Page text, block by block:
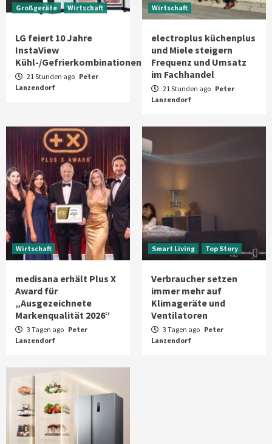
Großgeräte Wirtschaft
LG feiert 10 Jahre
InstaView
Kühl-/Gefrierkombinationen
21 Stunden ago Peter
Lanzendorf
Wirtschaft
electroplus küchenplus
und Miele steigern
Frequenz und Umsatz
im Fachhandel
21 Stunden ago Peter
Lanzendorf
Wirtschaft
medisana erhält Plus X
Award für
„Ausgezeichnete
Markenqualität 2026“
3 Tagen ago Peter
Lanzendorf
Smart Living Top Story
Verbraucher setzen
immer mehr auf
Klimageräte und
Ventilatoren
3 Tagen ago Peter
Lanzendorf